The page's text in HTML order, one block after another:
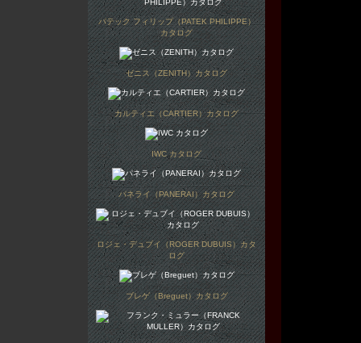
パテック フィリップ（PATEK PHILIPPE）
カタログ
ゼニス（ZENITH）カタログ
カルティエ（CARTIER）カタログ
IWC カタログ
パネライ（PANERAI）カタログ
ロジェ・デュブイ（ROGER DUBUIS）カタ
ログ
ブレゲ（Breguet）カタログ